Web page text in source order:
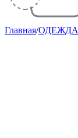
Главная/ОДЕЖДА